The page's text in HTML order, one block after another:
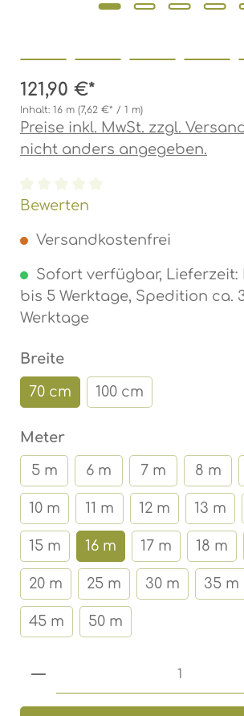
121,90 €*
Inhalt: 16 m (7,62 €* / 1 m)
Preise inkl. MwSt. zzgl.
nicht anders angegeben.
Durchschnittliche Bewertung
Bewerten
Versandkostenfrei
Sofort verfügbar, Lieferzeit:
bis 5 Werktage, Spedition ca.
Werktage
Breiteauswählen
70 cm 100 cm
Meterauswählen
5 m 6 m 7 m 8 m
10 m 11 m 12 m 13 m
15 m 16 m 17 m 18 m
20 m 25 m 30 m 35 m
45 m 50 m
Produkt Anzahl: Gib